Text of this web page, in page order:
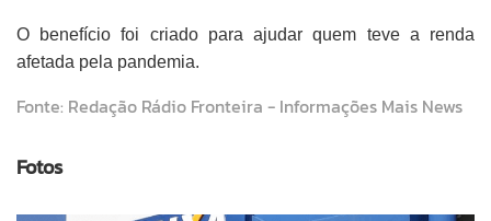
O benefício foi criado para ajudar quem teve a renda
afetada pela pandemia.
Fonte: Redação Rádio Fronteira - Informações Mais News
Fotos